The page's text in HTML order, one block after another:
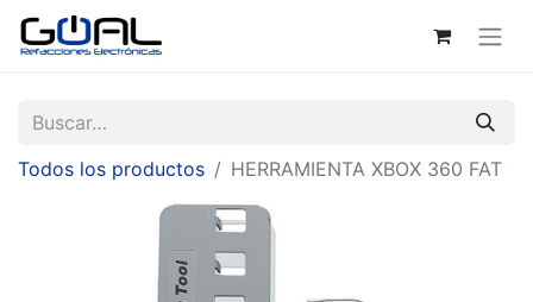
Todos los productos HERRAMIENTA XBOX 360 FAT